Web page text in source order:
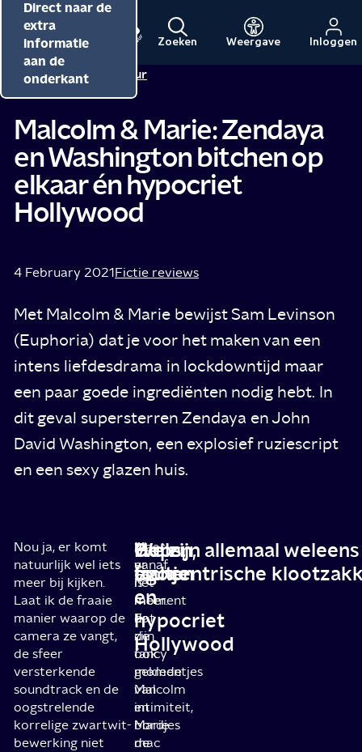
Direct naar de
inhoud
Direct naar de
hoofdnavigatie
Direct naar de
extra
informatie
aan de
onderkant
Menu
Naar
de
NPO
beginpagina
NPO
Cultuur
Zoeken Weergave Inloggen
Redactie NPO Cultuur
Malcolm & Marie: Zendaya
en Washington bitchen op
elkaar én hypocriet
Hollywood
4 February 2021Fictie reviews
Met Malcolm & Marie bewijst Sam Levinson
(Euphoria) dat je voor het maken van een
intens liefdesdrama in lockdowntijd maar
een paar goede ingrediënten nodig hebt. In
dit geval supersterren Zendaya en John
David Washington, een explosief ruziescript
en een sexy glazen huis.
Nou ja, er komt
natuurlijk wel iets
meer bij kijken.
Laat ik de fraaie
manier waarop de
camera ze vangt,
de sfeer
versterkende
soundtrack en de
oogstrelende
korrelige zwartwit-
bewerking niet
Oeps,
foutje
Al
vanaf
het
moment
dat
de
fancy
geklede
Malcolm
en
Marie
de
Huilen,
lachen
en
hypocriet
Hollywood
Maar
er
is
meer.
Er
zijn
ook
momentjes
van
intimiteit,
bordjes
mac
We zijn allemaal weleens
egocentrische